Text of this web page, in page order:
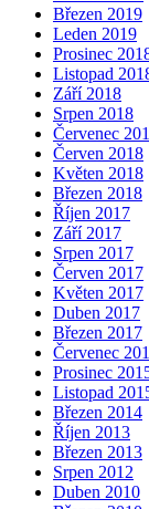
Březen 2019
Leden 2019
Prosinec
Listopad
Září 2018
Srpen 2018
Červenec
Červen 2018
Květen 2018
Březen 2018
Říjen 2017
Září 2017
Srpen 2017
Červen 2017
Květen 2017
Duben 2017
Březen 2017
Červenec
Prosinec
Listopad
Březen 2014
Říjen 2013
Březen 2013
Srpen 2012
Duben 2010